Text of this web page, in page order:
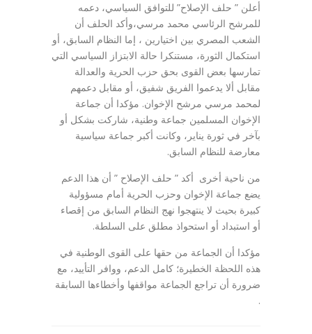
أعلن ” حلف الإصلاح” للتوافق السياسي، دعمه
للمرشح الرئاسي محمد مرسي،وأكد الحلف أن
الشعب المصري بين اختيارين ، إما النظام السابق، أو
استكمال الثورة، مستنكرا حالة الابتزاز السياسي التي
تمارسها بعض القوى بحق حزب الحرية والعدالة
مقابل ألا يدعموا الفريق شفيق، أو مقابل دعمهم
لمحمد مرسي مرشح الإخوان. مؤكدا أن جماعة
الإخوان المسلمين جماعة وطنية، شاركت بشكل أو
بآخر في ثورة يناير، وكانت أكبر جماعة سياسية
معارضة للنظام السابق.
من ناحية أخرى أكد ” حلف الإصلاح ” أن هذا الدعم
يضع جماعة الإخوان وحزب الحرية أمام مسؤولية
كبيرة بحيث لا ينتهجوا نهج النظام السابق من إقصاء
أو استبداد أو استحواذ مطلق على السلطة.
مؤكدا أن الجماعة من حقها على القوى الوطنية في
هذه اللحظة الخطيرة؛ كامل الدعم، ووافر التأييد، مع
ضرورة أن تراجع الجماعة مواقفها وأخطاءها السابقة
.